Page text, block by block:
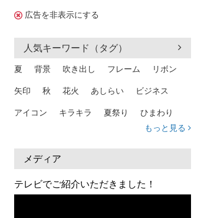
広告を非表示にする
人気キーワード（タグ）
夏 背景 吹き出し フレーム リボン
矢印 秋 花火 あしらい ビジネス
アイコン キラキラ 夏祭り ひまわり
熱中症
人物 暑中見舞い
日本地図 海
もっと見る
メディア
テレビでご紹介いただきました！